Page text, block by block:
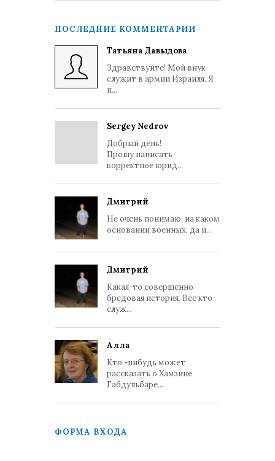
ПОСЛЕДНИЕ КОММЕНТАРИИ
Татьяна Давыдова
Здравствуйте! Мой внук
служит в армии Израиля. Я
п...
Sergey Nedrov
Добрый день!
Прошу написать
корректное юрид...
Дмитрий
Не очень понимаю, на каком
основании военных, да и...
Дмитрий
Какая-то совершенно
бредовая история. Все кто
служ...
Алла
Кто -нибудь может
рассказать о Хамзине
Габдульбаре...
ФОРМА ВХОДА